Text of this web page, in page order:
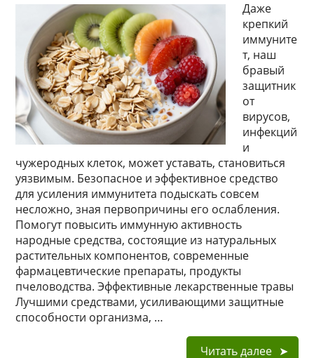
Даже
крепкий
иммуните
т, наш
бравый
защитник
от
вирусов,
инфекций
и
чужеродных клеток, может уставать, становиться
уязвимым. Безопасное и эффективное средство
для усиления иммунитета подыскать совсем
несложно, зная первопричины его ослабления.
Помогут повысить иммунную активность
народные средства, состоящие из натуральных
растительных компонентов, современные
фармацевтические препараты, продукты
пчеловодства. Эффективные лекарственные травы
Лучшими средствами, усиливающими защитные
способности организма, …
Читать далее